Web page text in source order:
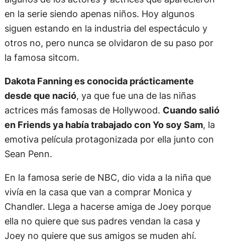
algunos de los actores y actrices que aparecieron
en la serie siendo apenas niños. Hoy algunos
siguen estando en la industria del espectáculo y
otros no, pero nunca se olvidaron de su paso por
Dakota Fanning es conocida prácticamente
desde que nació , ya que fue una de las niñas
actrices más famosas de Hollywood.
Cuando salió
en Friends ya había trabajado con Yo soy Sam , la
emotiva película protagonizada por ella junto con
En la famosa serie de NBC, dio vida a la niña que
vivía en la casa que van a comprar Monica y
Chandler. Llega a hacerse amiga de Joey porque
ella no quiere que sus padres vendan la casa y